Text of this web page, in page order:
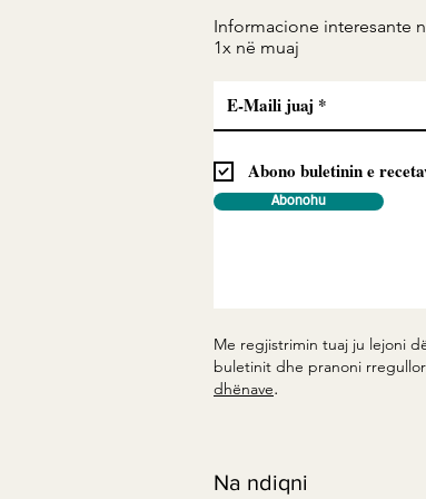
Informacione interesante
1x në muaj
Abono buletinin e
Abonohu
Me regjistrimin tuaj ju lejoni
buletinit dhe pranoni
dhënave.
Na ndiqni